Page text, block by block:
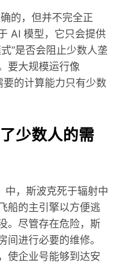
的，但并不完全正
AI 模型，它只会提供
”是否会阻止少数人垄
要大规模运行像
的计算能力只有少数
少数人的需
中，斯波克死于辐射中
船的主引擎以方便逃
。尽管存在危险，斯
间进行必要的维修。
使企业号能够到达安